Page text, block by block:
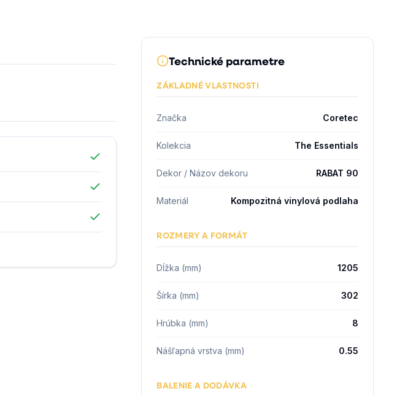
Technické parametre
ZÁKLADNÉ VLASTNOSTI
Značka Coretec
Kolekcia The Essentials
Dekor / Názov dekoru RABAT 90
Materiál Kompozitná vinylová podlaha
ROZMERY A FORMÁT
Dĺžka (mm) 1205
Šírka (mm) 302
Hrúbka (mm) 8
Nášľapná vrstva (mm) 0.55
BALENIE A DODÁVKA